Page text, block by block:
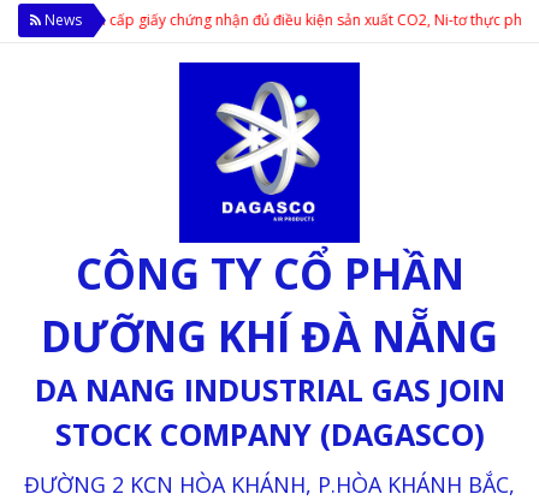
News
phẩm cấp giấy chứng nhận đủ điều kiện sản xuất CO2, Ni-tơ thực phẩm;
CÔNG TY CỔ PHẦN
DƯỠNG KHÍ ĐÀ NẴNG
DA NANG INDUSTRIAL GAS JOIN
STOCK COMPANY (DAGASCO)
ĐƯỜNG 2 KCN HÒA KHÁNH, P.HÒA KHÁNH BẮC,